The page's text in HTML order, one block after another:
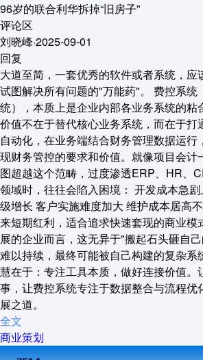
96岁的联合利华拆掉“旧房子”
评论区
刘晓峰·2025-09-01
回复
大道至简，一套优秀的软件或者系统，应
试图解决所有问题的"万能药"。 费控系统
统），本质上是企业内部各业务系统的粘
价值不在于替代核心业务系统，而在于打
自动化，在业务端结合财务管理数据运
现财务管控的要求和价值。就像项目会计
图超越这个范畴，过度渗透ERP、HR、
领域时，往往会陷入困境： 开发成本急
级增长 客户实施难度加大 维护成本居高
来短期红利，适合追求快速套现的商业模
展的企业而言，这无异于"搬起石头砸自
难以持续，最终可能被自己构建的复杂系
慧在于：专注工具本质，做好连接价值。
事，让费控系统专注于数据整合与流程优
展之道。
全文
商业策划